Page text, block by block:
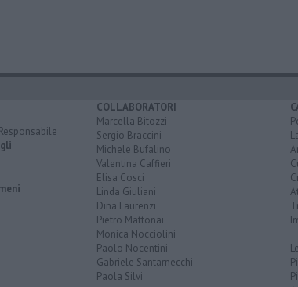
COLLABORATORI
Marcella Bitozzi
Sergio Braccini
Michele Bufalino
Valentina Caffieri
Elisa Cosci
Linda Giuliani
Dina Laurenzi
Pietro Mattonai
Monica Nocciolini
Paolo Nocentini
Gabriele Santarnecchi
Paola Silvi